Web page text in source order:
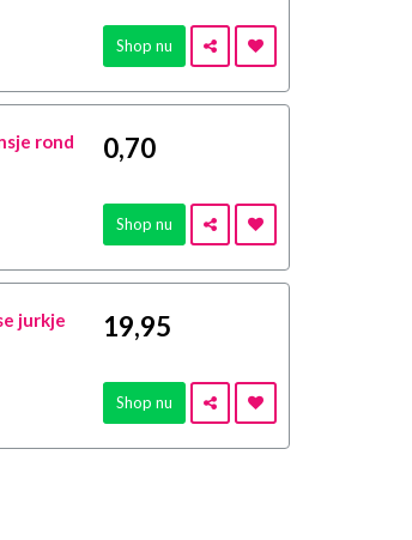
Shop nu
rond
0,70
Shop nu
jurkje 19,95
Shop nu